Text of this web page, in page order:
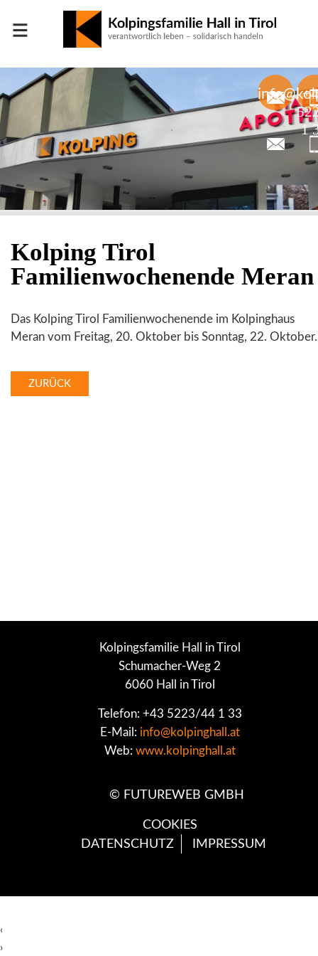
≡
1
Kolping Tirol
Familienwochenende Meran
Das Kolping Tirol Familienwochenende im Kolpinghaus
Meran vom Freitag, 20. Oktober bis Sonntag, 22. Oktober.
ZURÜCK
Kolpingsfamilie Hall in Tirol
Schumacher-Weg 2
6060 Hall in Tirol
Telefon: +43 5223/44 1 33
E-Mail: info@kolpinghall.at
Web: www.kolpinghall.at
© FUTUREWEB GMBH
COOKIES
DATENSCHUTZ
IMPRESSUM
‹
›